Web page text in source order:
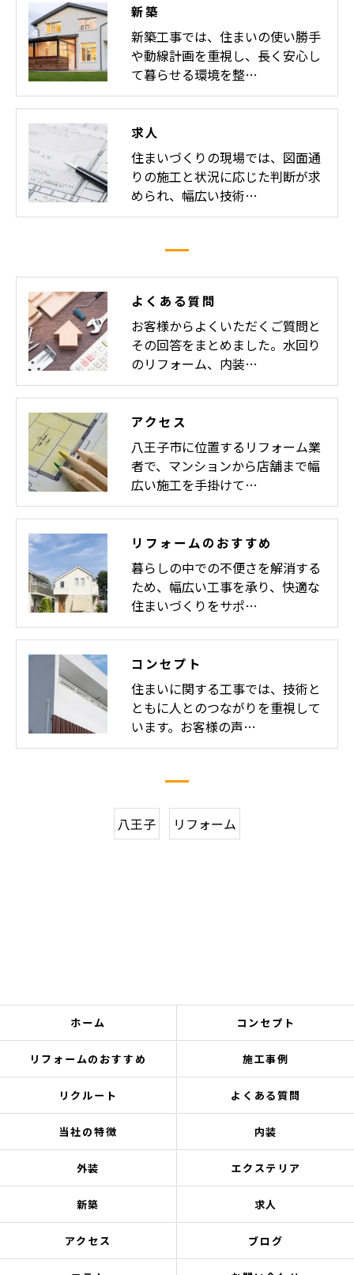
新築
新築工事では、住まいの使い勝手
や動線計画を重視し、長く安心し
て暮らせる環境を整…
求人
住まいづくりの現場では、図面通
りの施工と状況に応じた判断が求
められ、幅広い技術…
よくある質問
お客様からよくいただくご質問と
その回答をまとめました。水回り
のリフォーム、内装…
アクセス
八王子市に位置するリフォーム業
者で、マンションから店舗まで幅
広い施工を手掛けて…
リフォームのおすすめ
暮らしの中での不便さを解消する
ため、幅広い工事を承り、快適な
住まいづくりをサポ…
コンセプト
住まいに関する工事では、技術と
ともに人とのつながりを重視して
います。お客様の声…
八王子 リフォーム
ホーム コンセプト
リフォームのおすすめ 施工事例
リクルート よくある質問
当社の特徴 内装
外装 エクステリア
新築 求人
アクセス ブログ